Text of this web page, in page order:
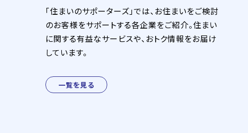
「住まいのサポーターズ」では、お住まいをご検討
のお客様をサポートする各企業をご紹介。住まい
に関する有益なサービスや、おトク情報をお届け
しています。
一覧を見る